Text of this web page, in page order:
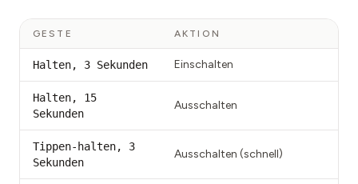
GESTE AKTION
Halten, 3 Sekunden Einschalten
Halten, 15
Sekunden
Ausschalten
Tippen-halten, 3
Sekunden
Ausschalten (schnell)